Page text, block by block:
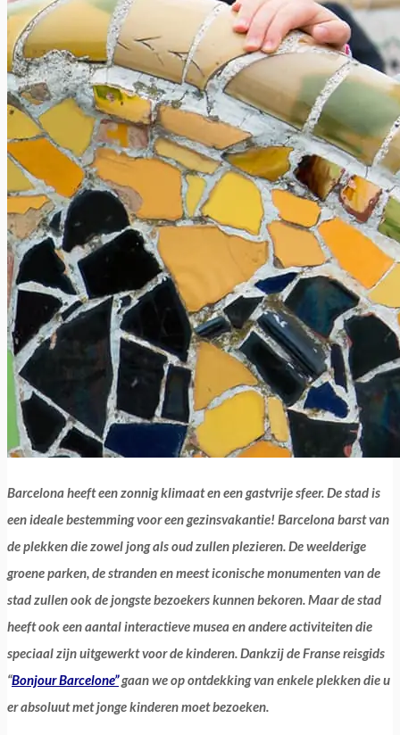
Barcelona heeft een zonnig klimaat en een gastvrije sfeer. De stad is
een ideale bestemming voor een gezinsvakantie! Barcelona barst van
de plekken die zowel jong als oud zullen plezieren. De weelderige
groene parken, de stranden en meest iconische monumenten van de
stad zullen ook de jongste bezoekers kunnen bekoren. Maar de stad
heeft ook een aantal interactieve musea en andere activiteiten die
speciaal zijn uitgewerkt voor de kinderen. Dankzij de Franse reisgids
“Bonjour Barcelone”gaan we op ontdekking van enkele plekken die u
er absoluut met jonge kinderen moet bezoeken.